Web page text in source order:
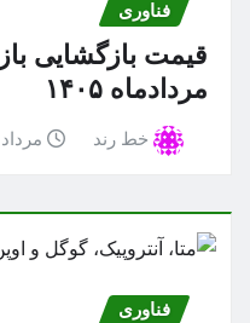
فناوری
مردادماه ۱۴۰۵
خط رند مرداد ۱۶, ۱۴۰۵
فناوری